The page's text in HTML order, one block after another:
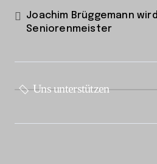
Joachim Brüggemann
Seniorenmeister
Uns unterstützen